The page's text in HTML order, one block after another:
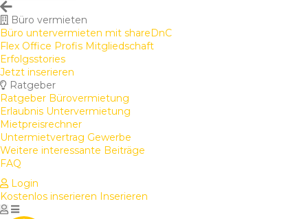
Büro vermieten
Büro untervermieten mit shareDnC
Flex Office Profis Mitgliedschaft
Erfolgsstories
Jetzt inserieren
Ratgeber
Ratgeber Bürovermietung
Erlaubnis Untervermietung
Mietpreisrechner
Untermietvertrag Gewerbe
Weitere interessante Beiträge
FAQ
Login
Kostenlos inserieren Inserieren